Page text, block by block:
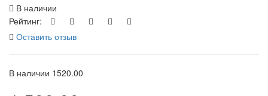
В наличии
Рейтинг:
Оставить отзыв
В наличии 1520.00